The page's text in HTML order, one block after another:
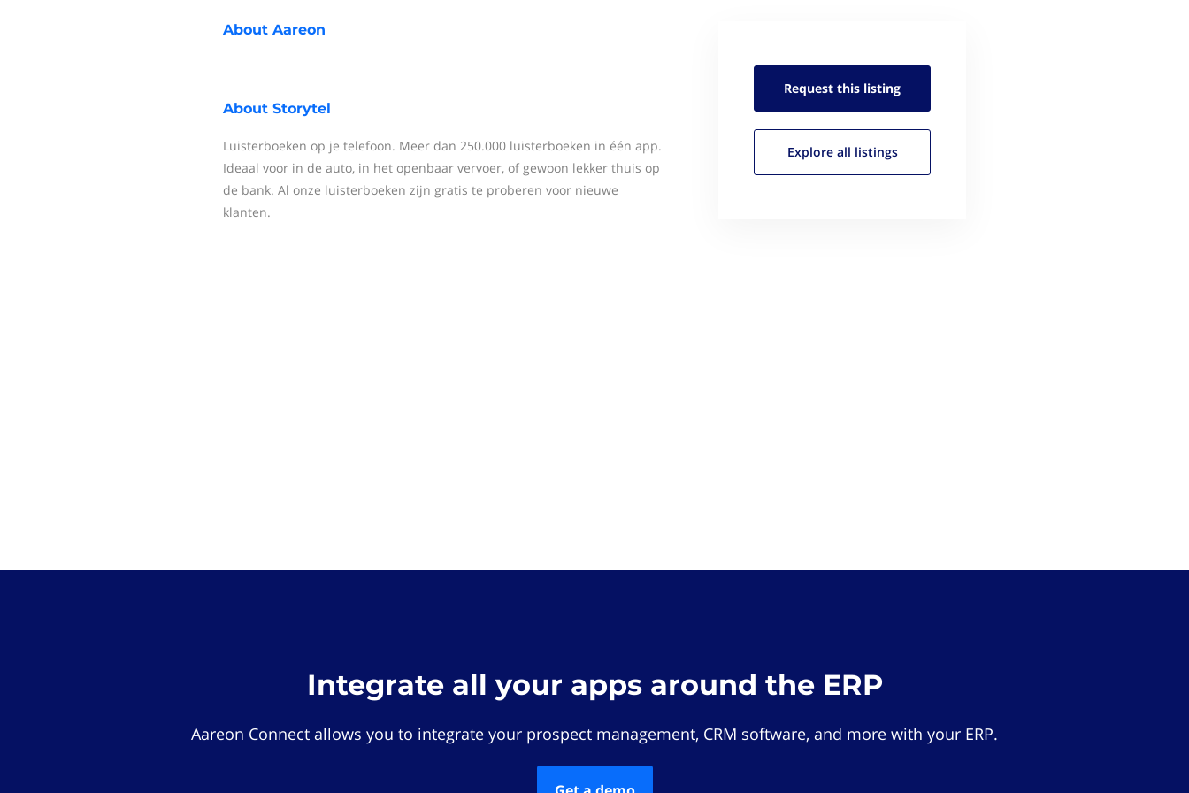
About Aareon
About Storytel
Luisterboeken op je telefoon. Meer dan 250.000 luisterboeken in één app.
Ideaal voor in de auto, in het openbaar vervoer, of gewoon lekker thuis op
de bank. Al onze luisterboeken zijn gratis te proberen voor nieuwe
klanten.
Request this listing
Explore all listings
Integrate all your apps around the ERP
Aareon Connect allows you to integrate your prospect management, CRM software, and more with your ERP.